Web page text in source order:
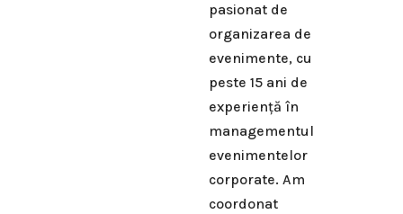
pasionat de
organizarea de
evenimente, cu
peste 15 ani de
experiență în
managementul
evenimentelor
corporate. Am
coordonat